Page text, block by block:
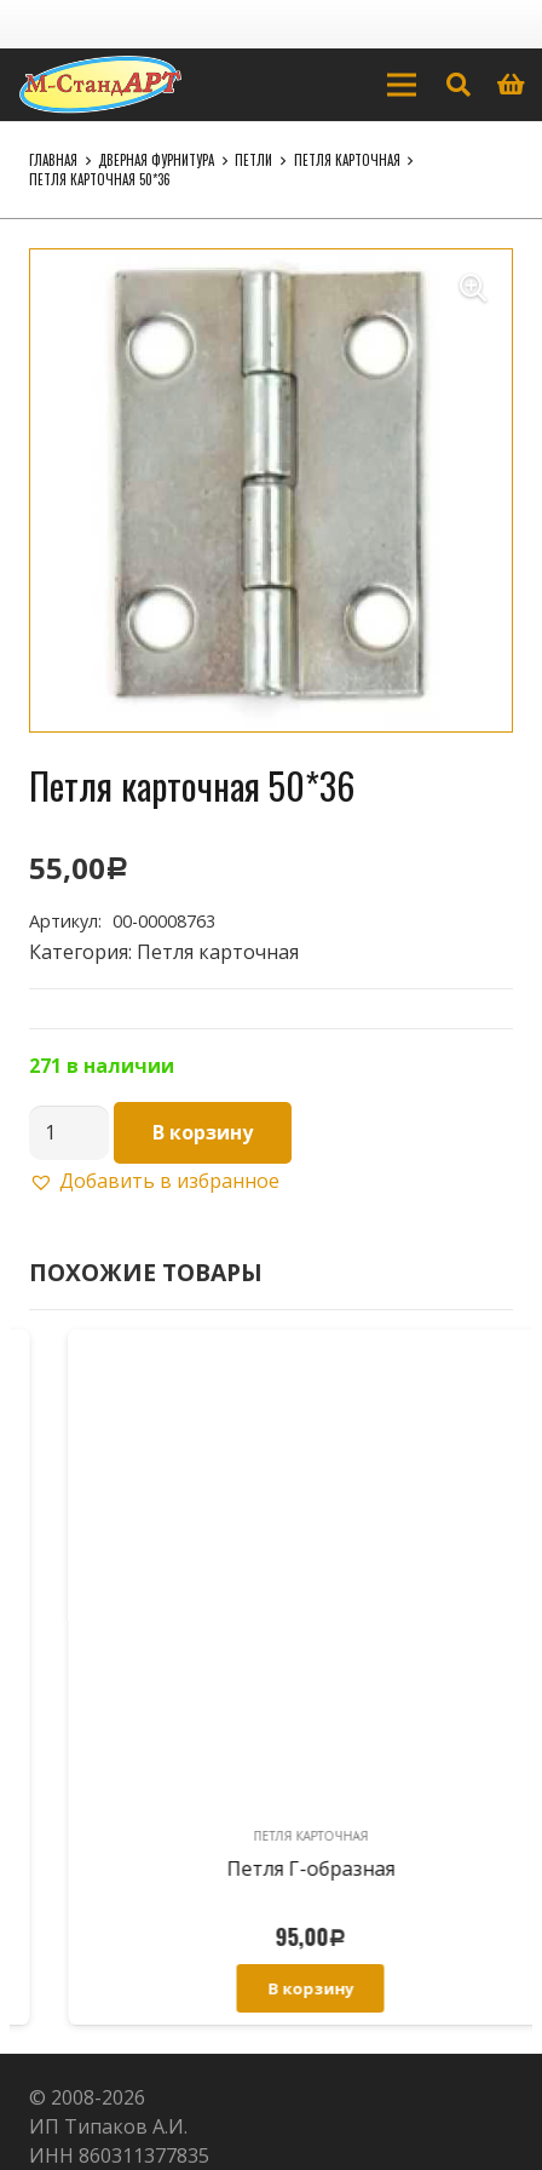
ГЛАВНАЯ ДВЕРНАЯ ФУРНИТУРА ПЕТЛИ
ПЕТЛЯ КАРТОЧНАЯ
ПЕТЛЯ КАРТОЧНАЯ 50*36
Петля карточная 50*36
55,00Р
Артикул: 00-00008763
Категория: Петля карточная
271 в наличии
Количество
Петля
В корзину
Добавить в избранное
ПОХОЖИЕ ТОВАРЫ
ПЕТЛЯ КАРТОЧНАЯ
Петля Г-образная
95,00Р
В корзину
© 2008-2026
ИП Типаков А.И.
ИНН 860311377835